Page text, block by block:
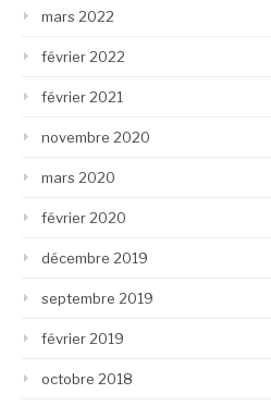
mars 2022
février 2022
février 2021
novembre 2020
mars 2020
février 2020
décembre 2019
septembre 2019
février 2019
octobre 2018